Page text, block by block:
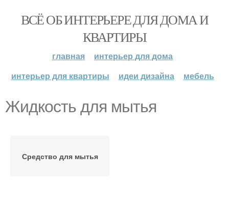
ВСЁ ОБ ИНТЕРЬЕРЕ ДЛЯ ДОМА И
КВАРТИРЫ
главная
интерьер для дома
интерьер для квартиры
идеи дизайна мебель
Жидкость для мытья
Средство для мытья